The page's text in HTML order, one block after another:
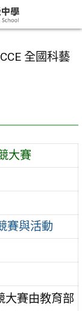
全國科藝
大賽
賽與活動
大賽由教育部